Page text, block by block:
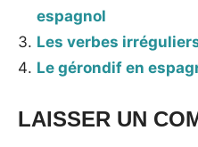
espagnol
Les verbes
Le gérondif en
LAISSER UN